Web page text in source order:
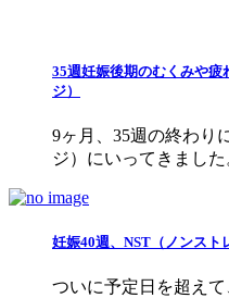
35週妊娠後期のむくみや
ジ）
9ヶ月、35週の終わり
ジ）にいってきまし
妊娠40週、NST（ノンスト
ついに予定日を超え